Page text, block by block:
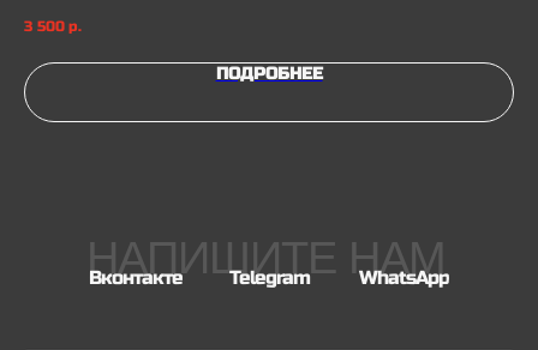
3 500 р.
ПОДРОБНЕЕ
НАПИШИТЕ НАМ
Вконтакте Telegram WhatsApp